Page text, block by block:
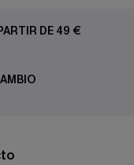
DE 49 €